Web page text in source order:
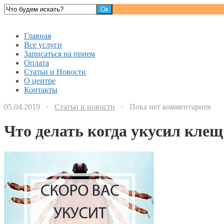
Главная
Все услуги
Записаться на прием
Оплата
Статьи и Новости
О центре
Контакты
05.04.2019 · Статьи и новости · Пока нет комментариев
Что делать когда укусил клещ